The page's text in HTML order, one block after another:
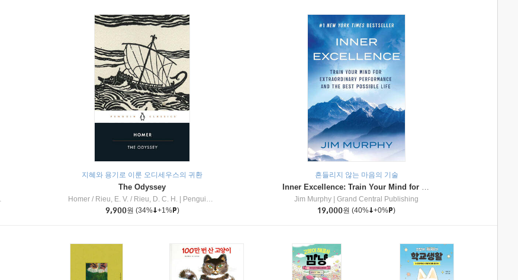
지혜와 용기로 이룬 오디세우스의 귀환
The Odyssey
Homer / Rieu, E. V. / Rieu, D. C. H.
Penguin Group
9,900원 (34% +1% )
흔들리지 않는 마음의 기술
Inner Excellence: Train Your Mind for Extraordinary Performance and the Best Possible Life
Jim Murphy
Grand Central Publishing
19,000원 (40% +0% )